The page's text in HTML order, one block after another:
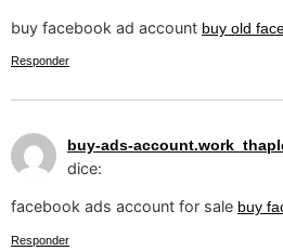
buy facebook ad account buy old
Responder
buy-ads-
dice:
facebook ads account for sale buy
Responder